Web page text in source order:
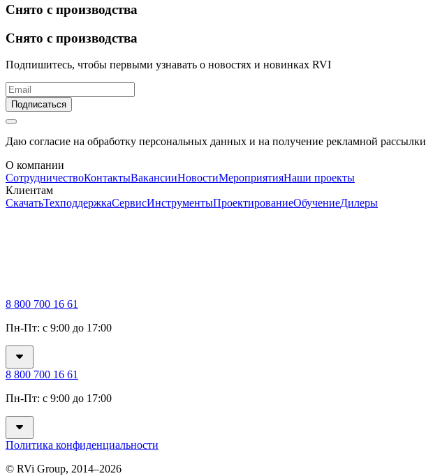
Снято с производства
Снято с производства
Подпишитесь, чтобы первыми узнавать о новостях и новинках RVI
Подписаться
Даю согласие на обработку персональных данных и на получение рекламной рассылки
О компании
СотрудничествоКонтактыВакансииНовостиМероприятияНаши проекты
Клиентам
СкачатьТехподдержкаСервисИнструментыПроектированиеОбучениеДилеры
8 800 700 16 61
Пн-Пт: с 9:00 до 17:00
8 800 700 16 61
Пн-Пт: с 9:00 до 17:00
Политика конфиденциальности
© RVi Group, 2014–2026